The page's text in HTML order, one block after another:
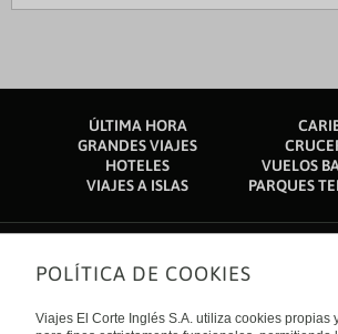
ÚLTIMA HORA
GRANDES VIAJES
HOTELES
VUELOS
VIAJES A ISLAS
PARQUES
Sobre nosotros
Quiénes somos
POLÍTICA DE COOKIES
Viajes El Corte Inglés S.A. utiliza cookies propias